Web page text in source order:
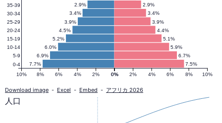
人
口
ピ
ラ
7.5%
7.7%
6.7%
6.9%
5.9%
6.0%
5.1%
5.2%
4.4%
4.5%
3.9%
3.9%
3.4%
3.4%
2.9%
2.9%
0% 2% 4% 6% 8% 10%
10% 8% 6% 4% 2% 0%
0-4
5-9
10-14
15-19
20-24
25-29
30-34
35-39
Download image - Excel - Embed - アフリカ 2026
人口